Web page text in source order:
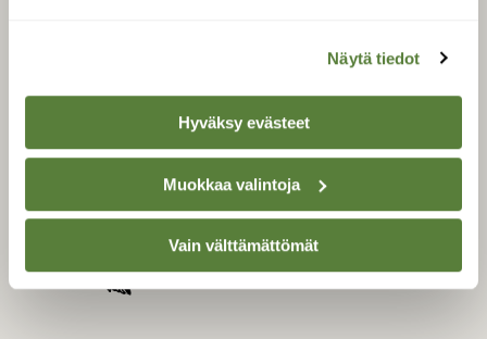
Näytä tiedot
Hyväksy evästeet
Muokkaa valintoja
Vain välttämättömät
SUOMEN LUONNON­
SUOJELU­LIITTO
Suomen Luonto -lehden
kustantaja on
luonnonsuojelu­liitto.